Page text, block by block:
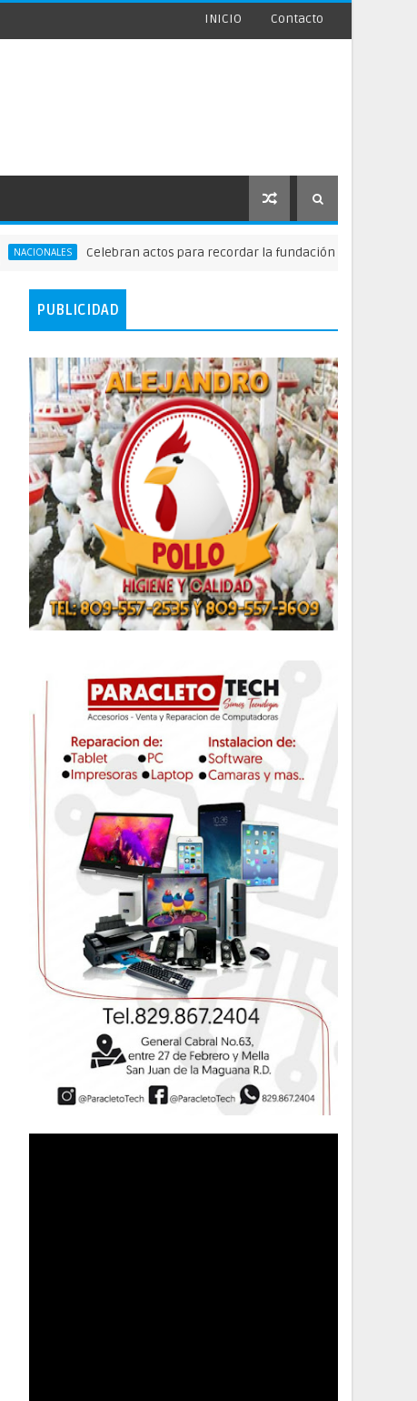
INICIO Contacto
Celebran actos para recordar la fundación de Santo Domingo
PUBLICIDAD